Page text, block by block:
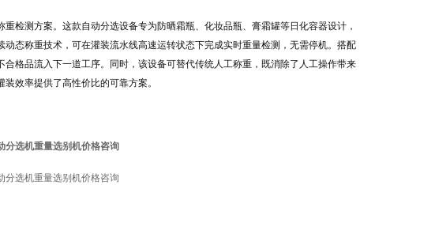
检测方案。这款自动分选设备专为防晒霜瓶、化妆品瓶、膏霜罐等日化容器设计，
态称重技术，可在灌装流水线高速运转状态下完成实时重量检测，无需停机。搭配
格品流入下一道工序。同时，该设备可替代传统人工称重，既消除了人工操作带来
效率提供了高性价比的可靠方案。